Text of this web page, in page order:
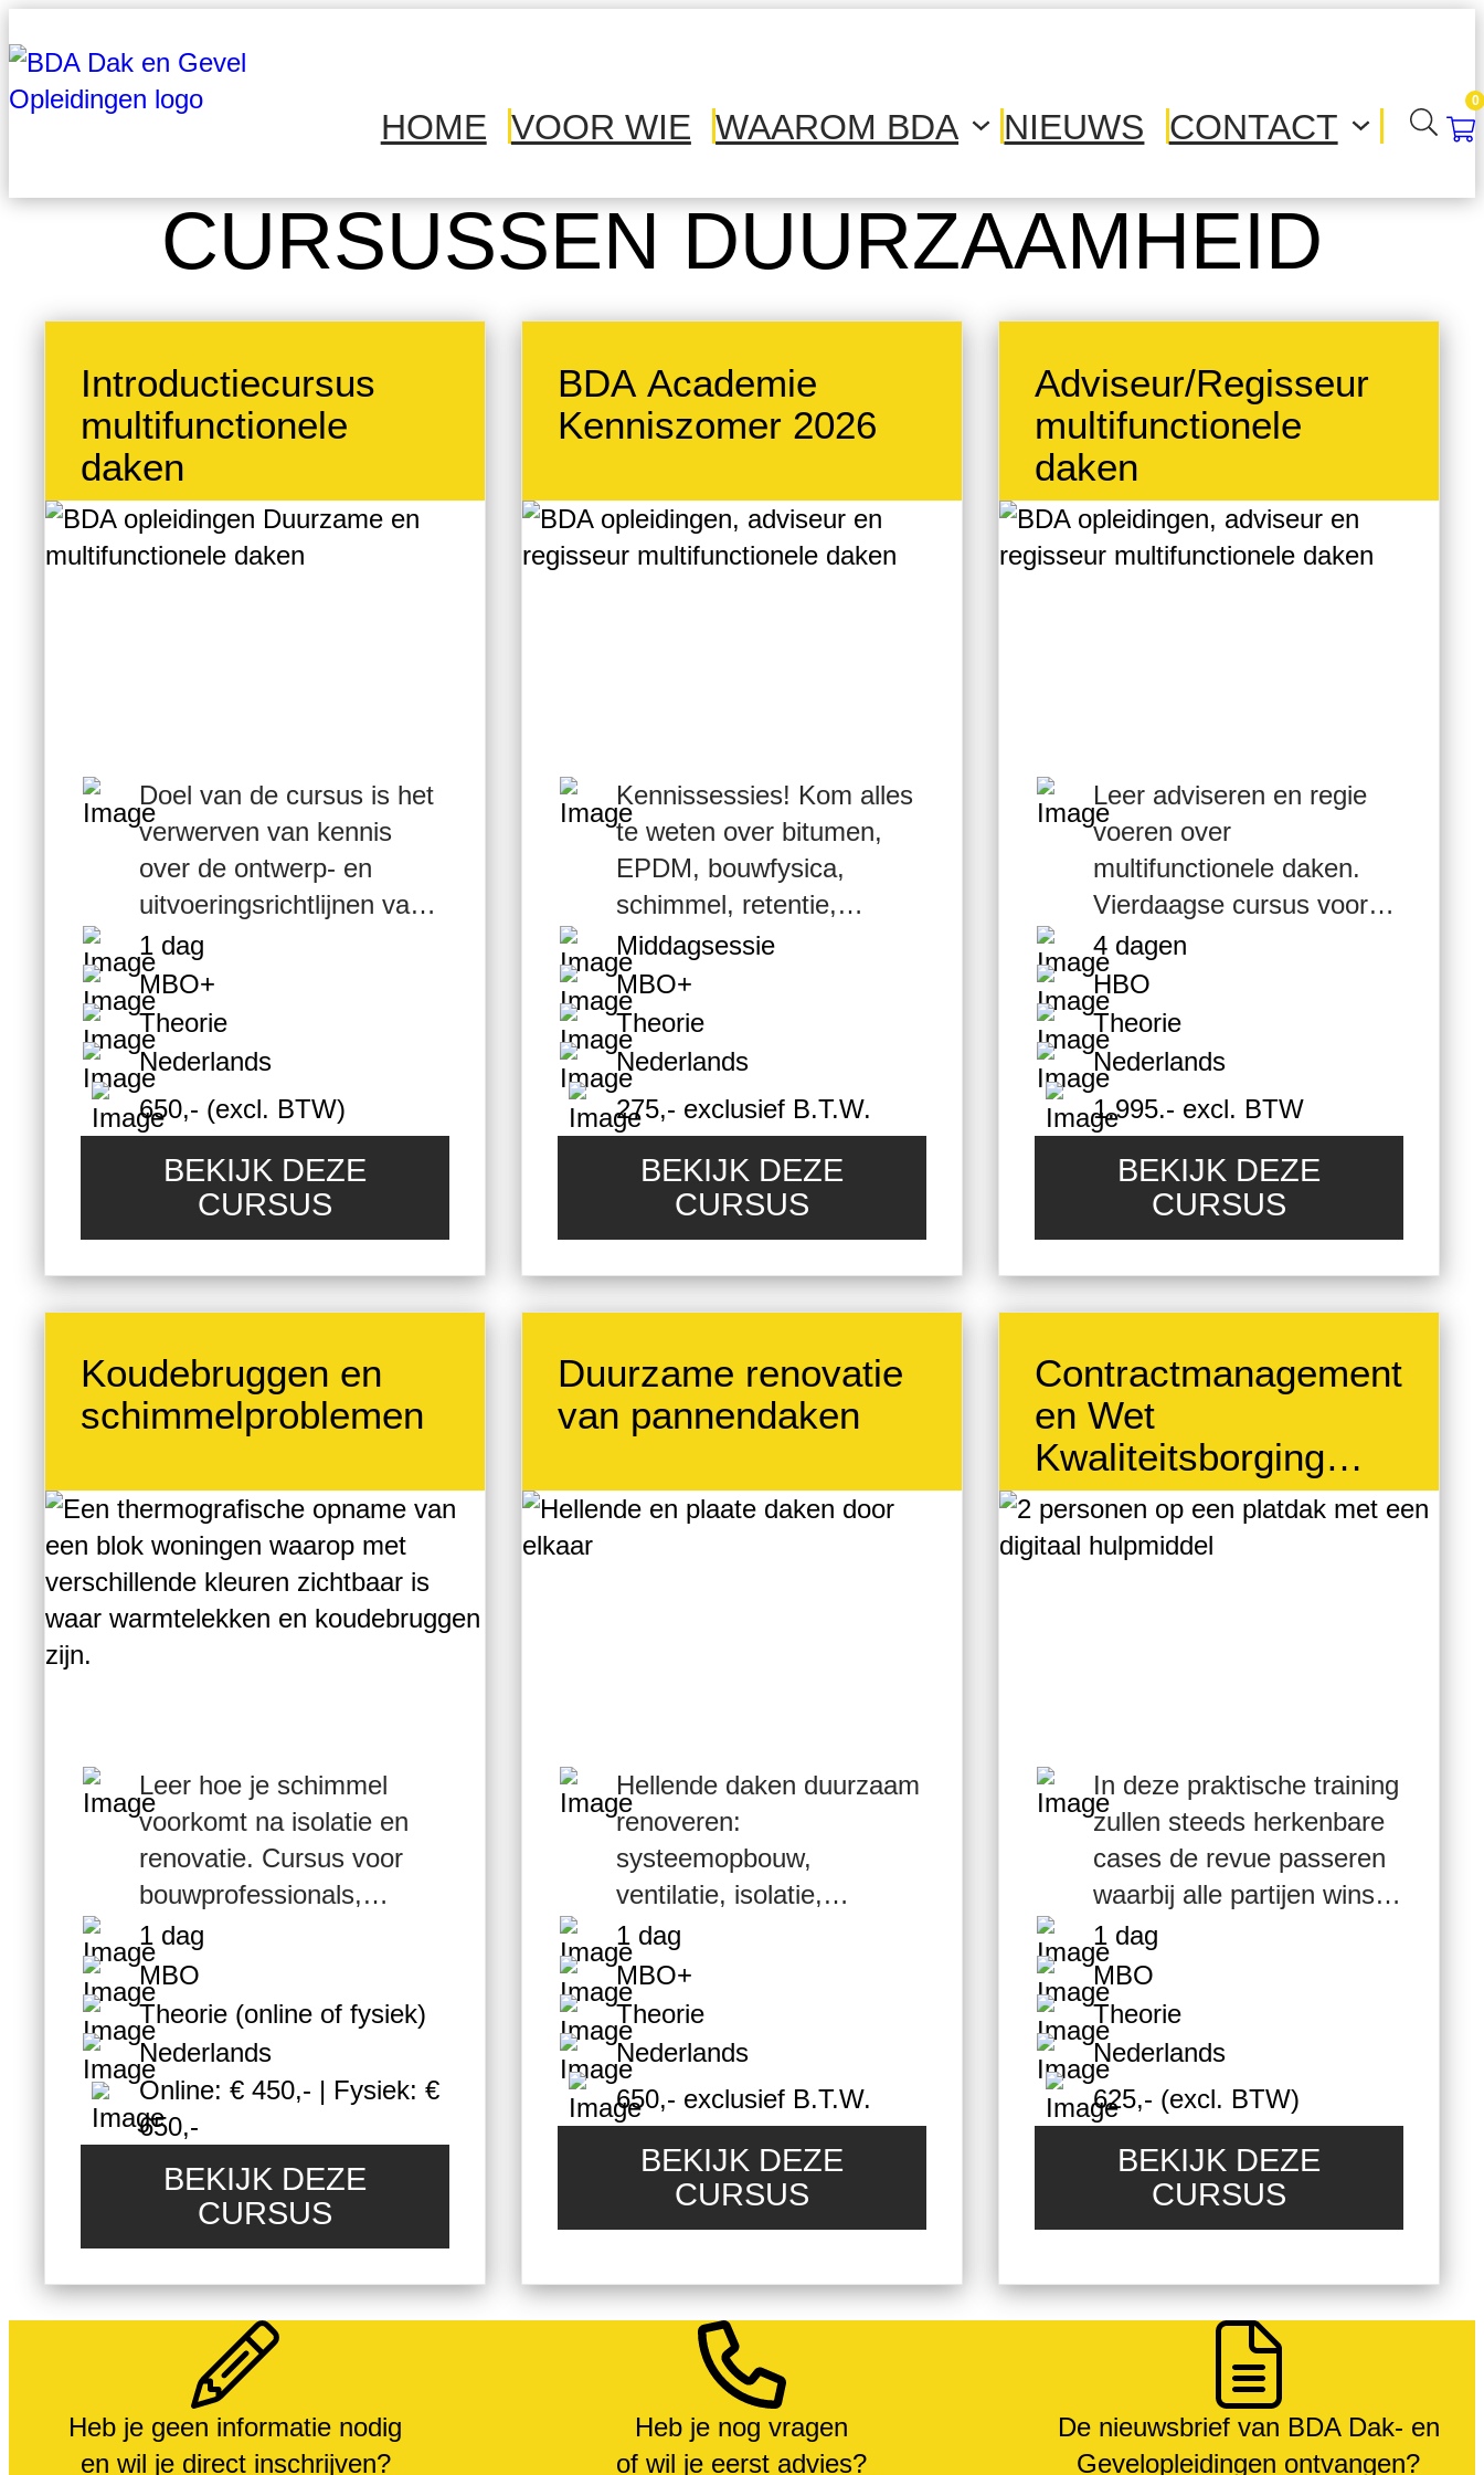
naar
de
HOME VOOR WIE WAAROM BDA NIEUWS CONTACT
0
CURSUSSEN DUURZAAMHEID
Introductiecursus
multifunctionele
daken
Doel van de cursus is het
verwerven van kennis
over de ontwerp- en
uitvoeringsrichtlijnen van
de verschillende vormen
van dakgebruik.
1 dag
MBO+
Theorie
Nederlands
650,- (excl. BTW)
BEKIJK DEZE
CURSUS
BDA Academie
Kenniszomer 2026
Kennissessies! Kom alles
te weten over bitumen,
EPDM, bouwfysica,
schimmel, retentie,
renovatie of
brandveiligheid.
Middagsessie
MBO+
Theorie
Nederlands
275,- exclusief B.T.W.
BEKIJK DEZE
CURSUS
Adviseur/Regisseur
multifunctionele
daken
Leer adviseren en regie
voeren over
multifunctionele daken.
Vierdaagse cursus voor
beleidsmakers,
ontwerpers en uitvoerders.
4 dagen
HBO
Theorie
Nederlands
1.995.- excl. BTW
BEKIJK DEZE
CURSUS
Koudebruggen en
schimmelproblemen
Leer hoe je schimmel
voorkomt na isolatie en
renovatie. Cursus voor
bouwprofessionals,
corporaties en
aannemers. Online én
fysiek beschikbaar.
1 dag
MBO
Theorie (online of fysiek)
Nederlands
Online: € 450,- | Fysiek: €
650,-
BEKIJK DEZE
CURSUS
Duurzame renovatie
van pannendaken
Hellende daken duurzaam
renoveren:
systeemopbouw,
ventilatie, isolatie,
flora‑fauna en veiligheid.
1 dag
MBO+
Theorie
Nederlands
650,- exclusief B.T.W.
BEKIJK DEZE
CURSUS
Contractmanagement
en Wet
Kwaliteitsborging
Bouw (WKB)
In deze praktische training
zullen steeds herkenbare
cases de revue passeren
waarbij alle partijen winst
kunnen halen.
1 dag
MBO
Theorie
Nederlands
625,- (excl. BTW)
BEKIJK DEZE
CURSUS
Heb je geen informatie nodig
en wil je direct inschrijven?
Heb je nog vragen
of wil je eerst advies?
De nieuwsbrief van BDA Dak- en
Gevelopleidingen ontvangen?